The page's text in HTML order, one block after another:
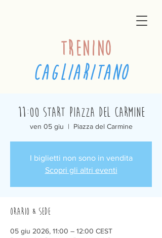
trenino
cagliaritano
11:00 Start Piazza del Carmine
ven 05 giu
  |
Piazza del Carmine
I biglietti non sono in vendita
Scopri gli altri eventi
Orario & Sede
05 giu 2026, 11:00 – 12:00 CEST